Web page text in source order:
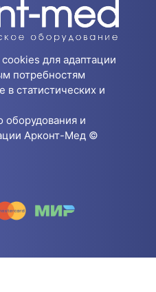
для адаптации
потребностям
в статистических и
оборудования и
Арконт-Мед ©